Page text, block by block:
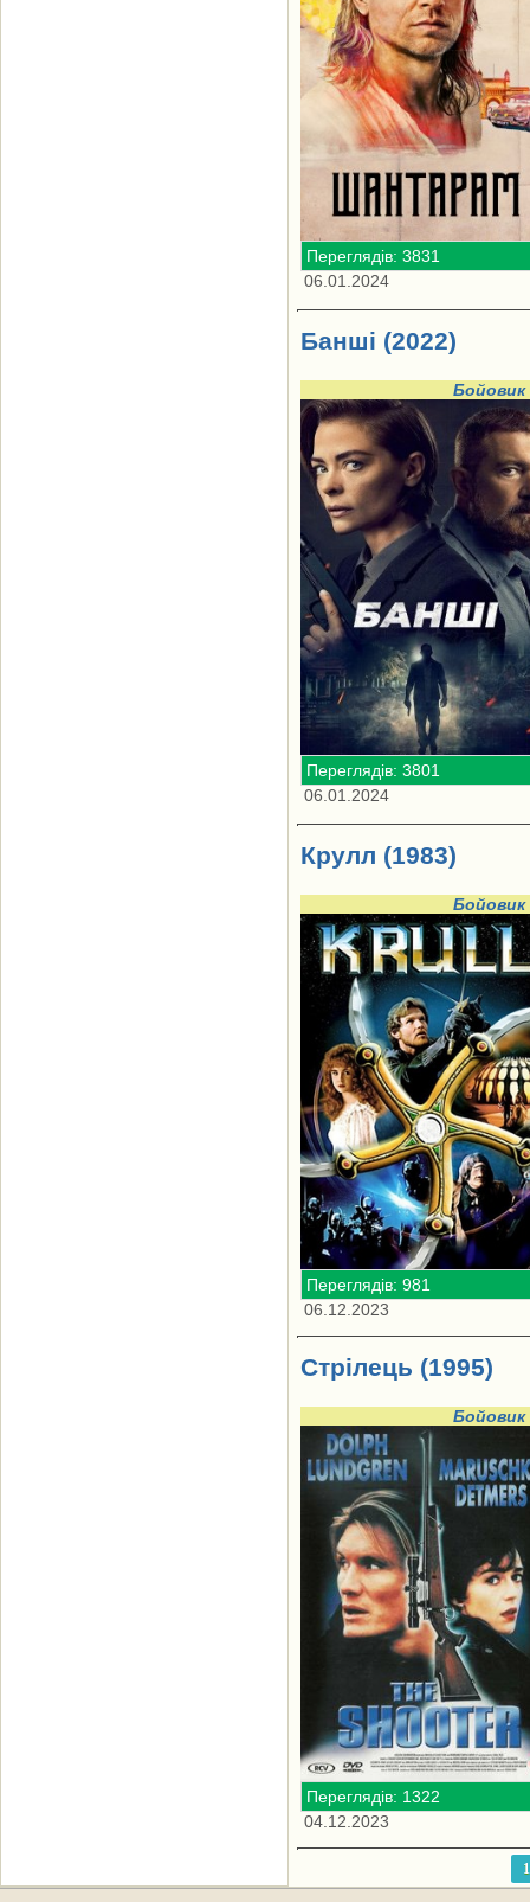
Переглядів: 3831
06.01.2024
Банші (2022)
Бойовик
Переглядів: 3801
06.01.2024
Крулл (1983)
Бойовик
Переглядів: 981
06.12.2023
Стрілець (1995)
Бойовик
Переглядів: 1322
04.12.2023